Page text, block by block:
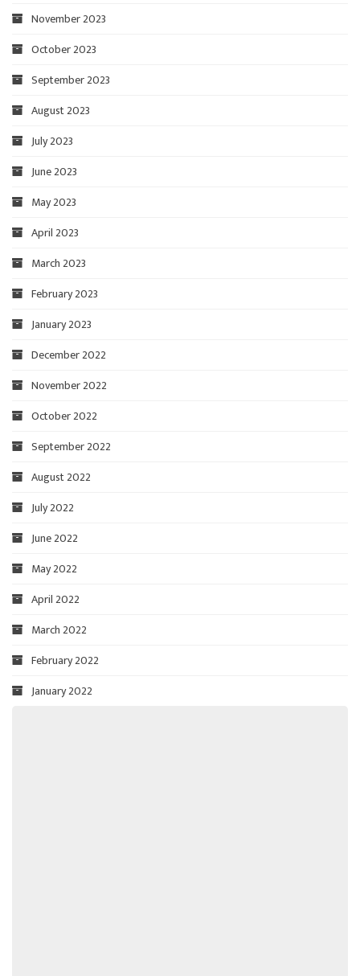
November 2023
October 2023
September 2023
August 2023
July 2023
June 2023
May 2023
April 2023
March 2023
February 2023
January 2023
December 2022
November 2022
October 2022
September 2022
August 2022
July 2022
June 2022
May 2022
April 2022
March 2022
February 2022
January 2022